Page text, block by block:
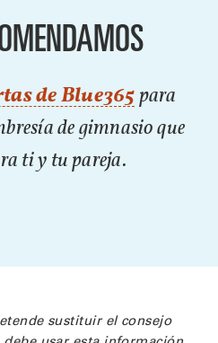
de Blue365 para
de gimnasio que
ti y tu pareja.
sustituir el consejo